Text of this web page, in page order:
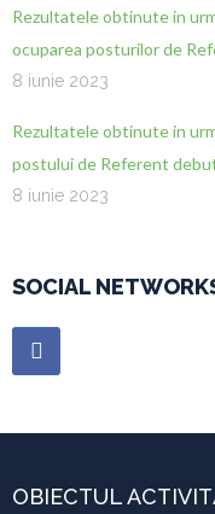
Rezultatele obtinute in
ocuparea posturilor de
8 iunie 2023
Rezultatele obtinute in
postului de Referent
8 iunie 2023
SOCIAL
OBIECTUL